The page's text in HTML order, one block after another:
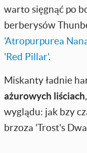
warto sięgnąć po
berberysów
'Atropurpurea
'Red Pillar'.
Miskanty ładnie
ażurowych liściach
wyglądu: jak bzy
brzoza 'Trost's